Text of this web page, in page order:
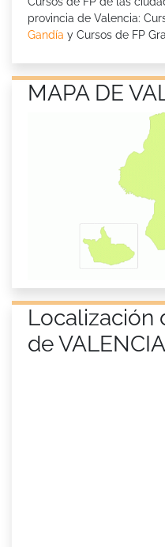
provincia de Valencia:
Gandía y Cursos de FP
MAPA DE
Localización
de VALENCIA